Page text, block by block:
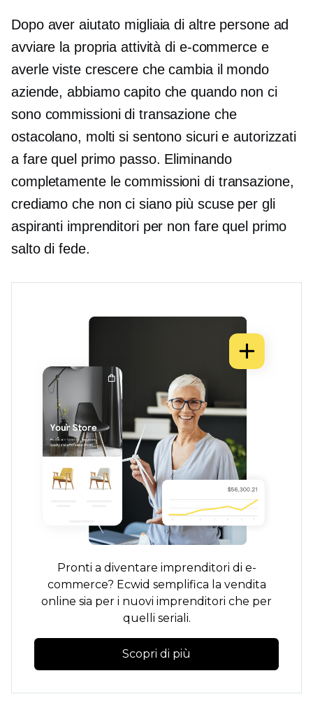
Dopo aver aiutato migliaia di altre persone ad
avviare la propria attività di e-commerce e
averle viste crescere che cambia il mondo
aziende, abbiamo capito che quando non ci
sono commissioni di transazione che
ostacolano, molti si sentono sicuri e autorizzati
a fare quel primo passo. Eliminando
completamente le commissioni di transazione,
crediamo che non ci siano più scuse per gli
aspiranti imprenditori per non fare quel primo
salto di fede.
Pronti a diventare imprenditori di e-
commerce? Ecwid semplifica la vendita
online sia per i nuovi imprenditori che per
quelli seriali.
Scopri di più